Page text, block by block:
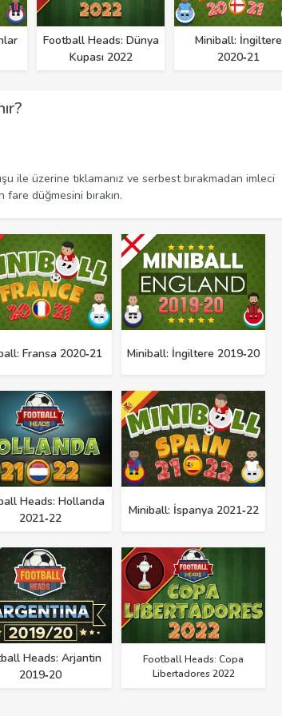
Football Heads: Dünya
Kupası 2022
Miniball: İngiltere
2020‑21
üzerine tıklamanız ve serbest bırakmadan imleci
düğmesini bırakın.
Fransa 2020‑21 Miniball: İngiltere 2019‑20
Heads: Hollanda
2021‑22
Miniball: İspanya 2021‑22
Heads: Arjantin
2019‑20
Football Heads: Copa
Libertadores 2022